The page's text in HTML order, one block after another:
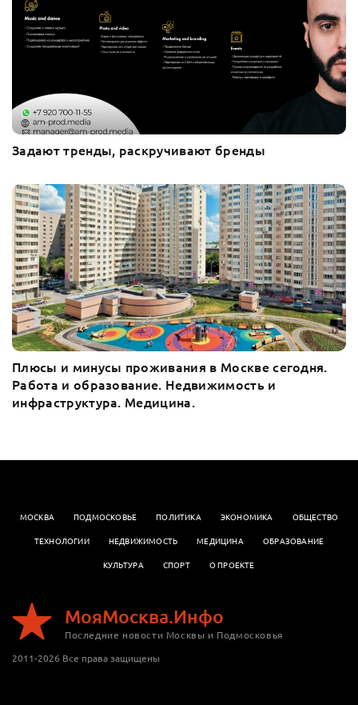
Задают тренды, раскручивают бренды
Плюсы и минусы проживания в Москве сегодня.
Работа и образование. Недвижимость и
инфраструктура. Медицина.
МояМосква.Инфо
Последние новости Москвы и Подмосковья
2011-2026 Все права защищены
МОСКВА ПОДМОСКОВЬЕ ПОЛИТИКА ЭКОНОМИКА
OБЩЕСТВО
ТЕХНОЛОГИИ
НЕДВИЖИМОСТЬ МЕДИЦИНА
ОБРАЗОВАНИЕ
КУЛЬТУРА
СПОРТ О ПРОЕКТЕ